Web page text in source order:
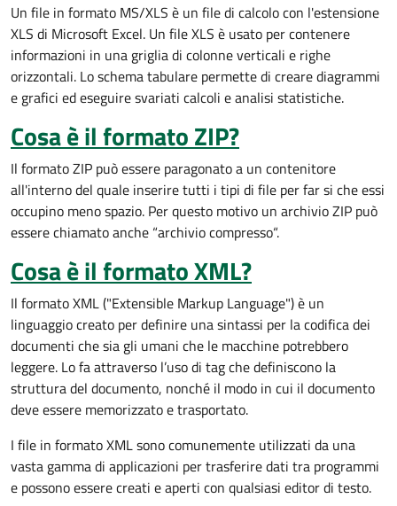
Un file in formato MS/XLS è un file di calcolo con l'estensione
XLS di Microsoft Excel. Un file XLS è usato per contenere
informazioni in una griglia di colonne verticali e righe
orizzontali. Lo schema tabulare permette di creare diagrammi
e grafici ed eseguire svariati calcoli e analisi statistiche.
Cosa è il formato ZIP?
Il formato ZIP può essere paragonato a un contenitore
all'interno del quale inserire tutti i tipi di file per far si che essi
occupino meno spazio. Per questo motivo un archivio ZIP può
essere chiamato anche “archivio compresso“.
Cosa è il formato XML?
Il formato XML ("Extensible Markup Language") è un
linguaggio creato per definire una sintassi per la codifica dei
documenti che sia gli umani che le macchine potrebbero
leggere. Lo fa attraverso l’uso di tag che definiscono la
struttura del documento, nonché il modo in cui il documento
deve essere memorizzato e trasportato.
I file in formato XML sono comunemente utilizzati da una
vasta gamma di applicazioni per trasferire dati tra programmi
e possono essere creati e aperti con qualsiasi editor di testo.